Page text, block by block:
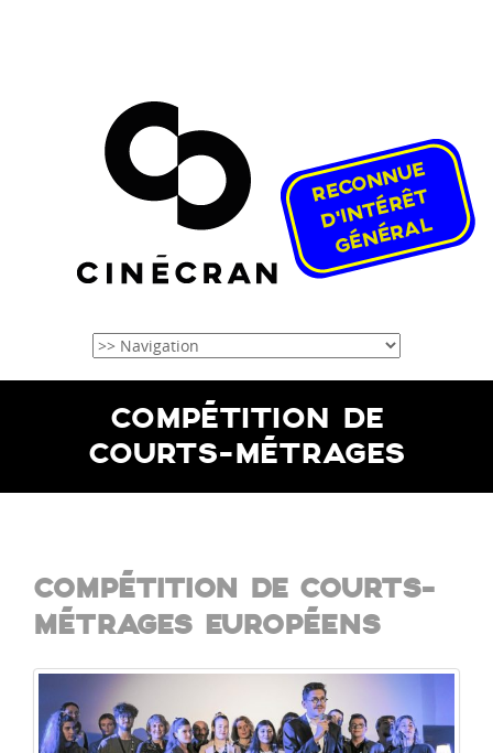
COMPÉTITION DE
COURTS-MÉTRAGES
COMPÉTITION DE COURTS-
MÉTRAGES EUROPÉENS